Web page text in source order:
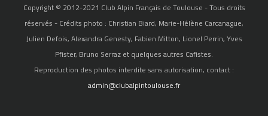
Copyright © 2012-2021 Club Alpin Français de Toulouse - Tous droits
réservés - Crédits photo : Christian Biard, Marie-Hélène Carcanague,
Julien Defois, Alexandra Genesty, Fabien Mitton, Lionel Perrin, Yves
Pfister, Bruno Serraz et quelques autres Cafistes.
Reproduction des photos interdite sans autorisation, contact :
admin@clubalpintoulouse.fr